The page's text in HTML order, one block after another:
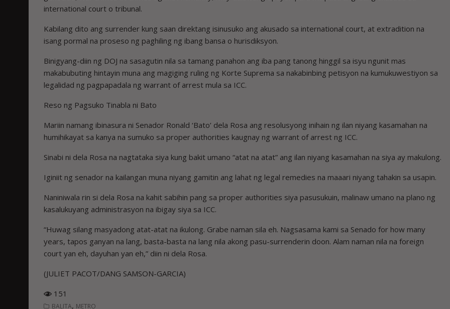
international court o tribunal.
Kabilang dito ang surrender kung saan direktang isinusuko ang akusado sa international court, at extradition na
isang pormal na proseso ng paghiling ng ibang bansa o hurisdiksyon.
Binigyang-diin ng DOJ na sasagutin nila sa tamang panahon ang iba pang tanong hinggil sa isyu ngunit mas
makabubuting hintayin muna ang magiging ruling ng Korte Suprema sa nakabinbing petisyon na kumukuwestiyon sa
legalidad ng pagpapadala ng warrant of arrest mula sa ICC.
Reso ng Pagsuko Tinabla ni Bato
Mariin namang ibinasura ni Senador Ronald ‘Bato’ dela Rosa ang resolusyong inihain ng ilan niyang kasamahan na
humihikayat sa kanya na sumuko sa proper authorities kaugnay ng warrant of arrest ng ICC.
Sinabi ni dela Rosa na nagtataka siya kung bakit umano “atat na atat” ang ilan niyang kasamahan na siya ay makulong.
Iginiit ng senador na kailangan muna niyang gamitin ang lahat ng legal remedies na maaari niyang tahakin sa usapin.
Naniniwala rin si dela Rosa na kahit sabihin pang sa proper authorities siya pasusukuin, malinaw umano na plano ng
kasalukuyang administrasyon na ibigay siya sa ICC.
“Huwag silang masyadong atat-atat na ikulong. Grabe naman sila eh. Nagsasama kami sa Senado for how many
years, tapos ganyan na lang, basta-basta na lang nila akong pasu-surrenderin doon. Alam naman nila na foreign
court yan eh, dayuhan yan eh,” diin ni dela Rosa.
(JULIET PACOT/DANG SAMSON-GARCIA)
151
BALITA, METRO